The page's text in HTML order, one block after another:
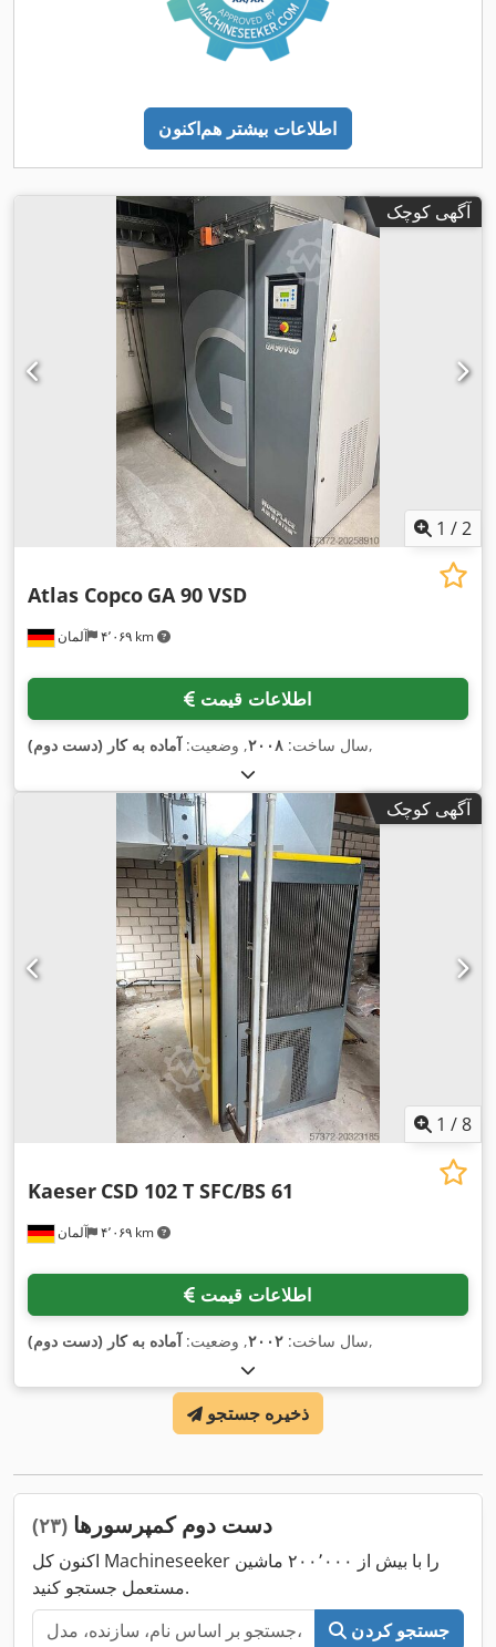
اطلاعات بیشتر هم‌اکنون
آگهی کوچک
1 /2
آلمان ۴٬۰۶۹ km
Atlas Copco GA 90 VSD
اطلاعات قیمت
سال ساخت: ۲۰۰۸, وضعیت:آماده به کار (دست دوم) ,
آگهی کوچک
1 /8
آلمان ۴٬۰۶۹ km
Kaeser CSD 102 T SFC/BS 61
اطلاعات قیمت
سال ساخت: ۲۰۰۲, وضعیت: آماده به کار (دست دوم) ,
ذخیره جستجو
دست دوم کمپرسورها (۲۳)
اکنون کل Machineseeker را با بیش از ۲۰۰٬۰۰۰ ماشین
مستعمل جستجو کنید.
جستجو کردن